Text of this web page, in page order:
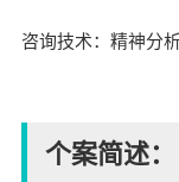
咨询技术：精神分
个案简述：